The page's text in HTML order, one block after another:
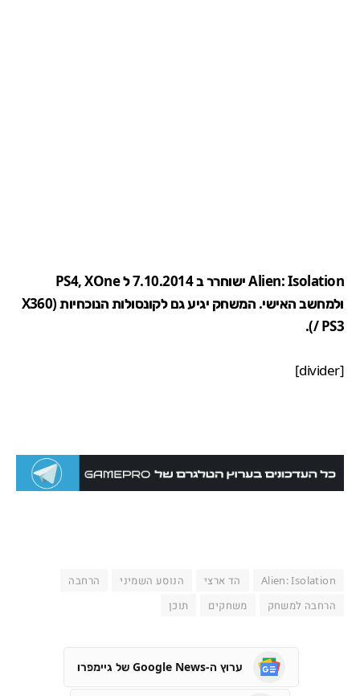
Alien: Isolation ישוחרר ב 7.10.2014
ל PS4, XOne
ולמחשב האישי. המשחק יגיע גם לקונסולות הנוכחיות (X360
/ PS3).
[divider]
Alien: Isolation הד ארצי הנוסע השמיני
הרחבה
הרחבה למשחק
משחקים תוכן
ערוץ ה-Google News של גיימפרו